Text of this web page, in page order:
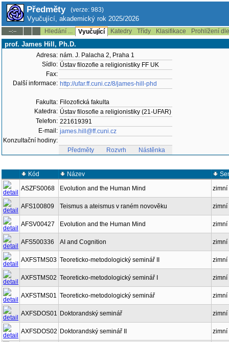
Předměty (verze: 983)
Vyučující, akademický rok 2025/2026
--:-- Hledání ... Vyučující Katedry Třídy Klasifikace Prohlížení
prof. James Hill, Ph.D.
Adresa: nám. J. Palacha 2, Praha 1
Sídlo: Ústav filozofie a religionistiky FF UK
Fax:
Další informace: http://ufar.ff.cuni.cz/8/james-hill-phd
Fakulta: Filozofická fakulta
Katedra: Ústav filosofie a religionistiky (21-UFAR)
Telefon: 221619391
E-mail: james.hill@ff.cuni.cz
Konzultační hodiny:
Předměty
Rozvrh Nástěnka
Kód Název
ASZFS0068
Evolution and the Human Mind zimní
AFS100809 Teismus a ateismus v raném novověku zimní
AFSV00427 Evolution and the Human Mind zimní
AFS500336 AI and Cognition zimní
AXFSTMS03 Teoreticko-metodologický seminář II zimní
AXFSTMS02 Teoreticko-metodologický seminář I zimní
AXFSTMS01 Teoreticko-metodologický seminář zimní
AXFSDOS01 Doktorandský seminář zimní
AXFSDOS02 Doktorandský seminář II zimní